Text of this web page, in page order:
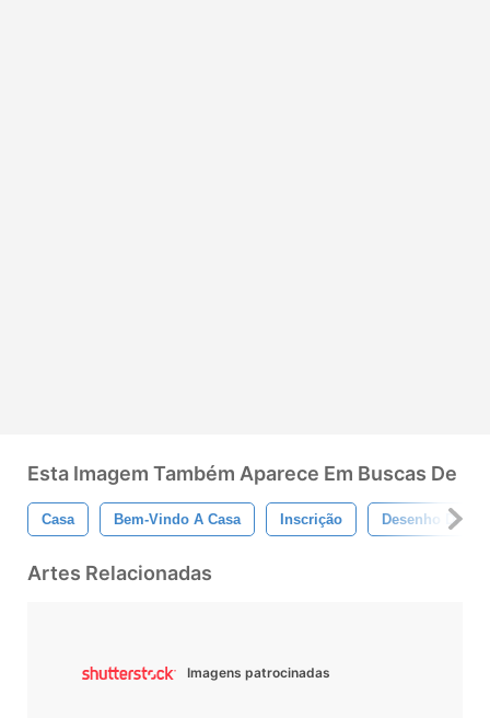
Esta Imagem Também Aparece Em Buscas De
Casa Bem-Vindo A Casa Inscrição Desenho Da
Artes Relacionadas
Imagens patrocinadas